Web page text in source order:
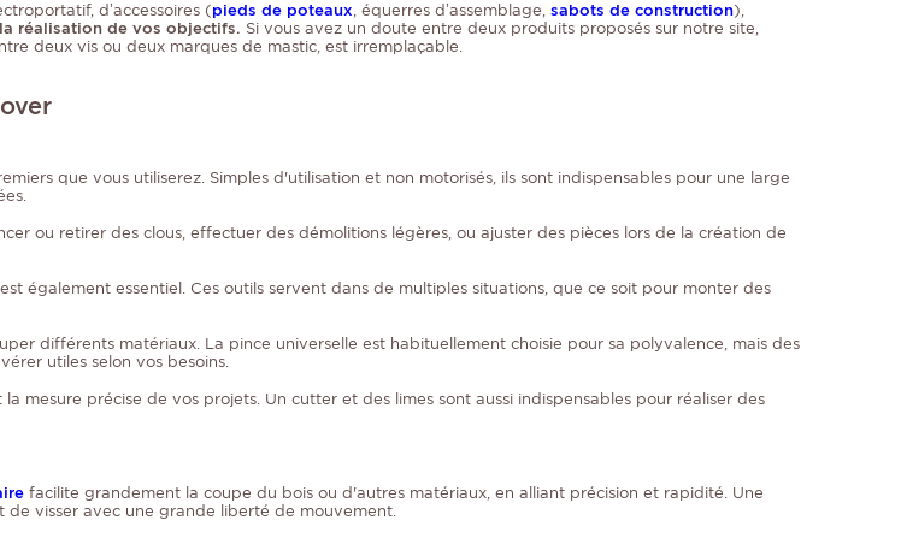
d’accessoires (pieds de poteaux, équerres d’assemblage, sabots de construction),
réalisation de vos objectifs. Si vous avez un doute entre deux produits proposés sur notre site,
deux vis ou deux marques de mastic, est irremplaçable.
que vous utiliserez. Simples d'utilisation et non motorisés, ils sont indispensables pour une large
ou retirer des clous, effectuer des démolitions légères, ou ajuster des pièces lors de la création de
également essentiel. Ces outils servent dans de multiples situations, que ce soit pour monter des
différents matériaux. La pince universelle est habituellement choisie pour sa polyvalence, mais des
utiles selon vos besoins.
mesure précise de vos projets. Un cutter et des limes sont aussi indispensables pour réaliser des
facilite grandement la coupe du bois ou d'autres matériaux, en alliant précision et rapidité. Une
de visser avec une grande liberté de mouvement.